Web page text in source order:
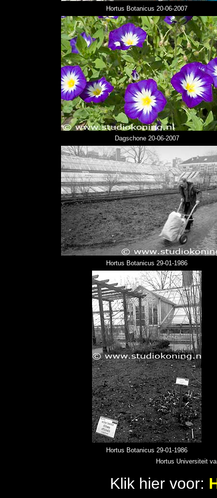
Hortus Botanicus 20-06-2007
Dagschone 20-06-2007
Hortus Botanicus 29-01-1986
Hortus Botanicus 29-01-1986
Hortus Universiteit
Klik hier voor: